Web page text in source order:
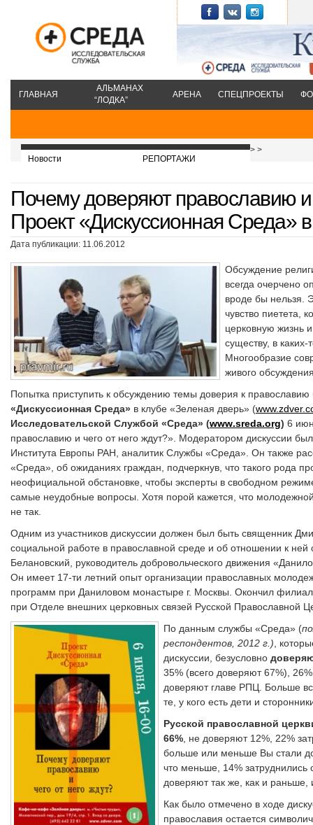
ГЛАВНАЯ
АЛЬМАНАХ
“ЛОДКА”
АРЕНА СПЕЦПРОЕКТЫ
Новости
>
РЕПОРТАЖИ
>
Почему доверяют православию и
Проект «Дискуссионная Среда»
Дата публикации: 11.06.2012
Обсуждение
всегда очерчено
вроде бы нельзя.
чувство пиетета,
церковную жизнь
существу, в каких-
Многообразие
живого
Попытка приступить к обсуждению темы доверия к
«Дискуссионная Среда» в клубе «Зеленая дверь» (
Исследовательской Службой «Среда» (www.sreda.org) 6
православию и чего от него ждут?». Модератором дискуссии
Института Европы РАН, аналитик Службы «Среда». Он также
«Среда», об ожиданиях граждан, подчеркнув, что такого рода
неофициальной обстановке, чтобы эксперты в свободном
самые неудобные вопросы. Хотя порой кажется, что
не так.
Одним из участников дискуссии должен был быть священник
социальной работе в православной среде и об отношении к
Белановский, руководитель добровольческого движения
Он имеет 17-ти летний опыт организации православных
программ при Даниловом монастыре г. Москвы. Окончил
при Отделе внешних церковных связей Русской Православной
По данным службы «Среда» (
респондентов, 2012 г.) ,
дискуссии, безусловно
35% (всего доверяют 67%),
доверяют главе РПЦ. Больше
те, у кого есть дети и
Русской православной
66% , не доверяют 12%, 22%
больше или меньше Вы стали
что меньше, 14% затруднились
доверяют так же, как и раньше,
Как было отмечено в ходе
православия остается